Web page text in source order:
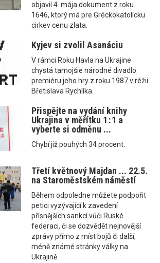
objavil 4. mája dokument z roku
1646, ktorý má pre Gréckokatolícku
cirkev cenu zlata.
Kyjev si zvolil Asanáciu
V rámci Roku Havla na Ukrajine
chystá tamojšie národné divadlo
premiéru jeho hry z roku 1987 v réžii
Břetislava Rychlíka.
Přispějte na vydání knihy
Ukrajina v měřítku 1 : 1 a
vyberte si odměnu ...
Chybí již pouhých 34 procent.
Třetí květnový Majdan ... 22.5.
na Staroměstském náměstí
Během odpoledne můžete podpořit
petici vyzývající k zavedení
přísnějších sankcí vůči Ruské
federaci, či se dozvědět nejnovější
zprávy přímo z míst bojů či další,
méně známé stránky války na
Ukrajině.